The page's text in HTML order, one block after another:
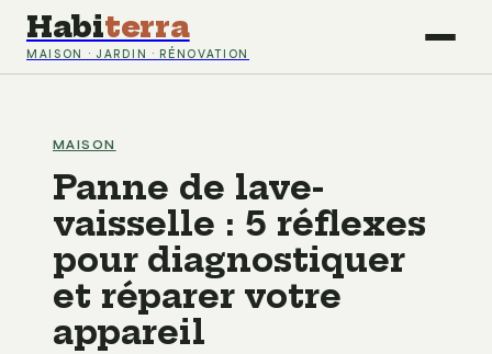
Habiterra
MAISON · JARDIN · RÉNOVATION
MAISON
Panne de lave-
vaisselle : 5 réflexes
pour diagnostiquer
et réparer votre
appareil